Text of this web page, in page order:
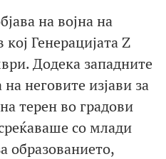
на војна на
Генерацијата Z
Додека западните
неговите изјави за
терен во градови
со млади
образованието,